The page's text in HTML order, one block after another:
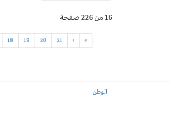
16 من 226 صفحة
18 19 20 21 › »
الوطن